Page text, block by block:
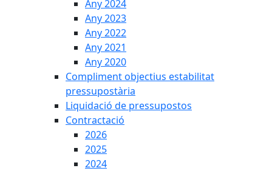
Any 2024
Any 2023
Any 2022
Any 2021
Any 2020
Compliment objectius estabilitat
pressupostària
Liquidació de pressupostos
Contractació
2026
2025
2024